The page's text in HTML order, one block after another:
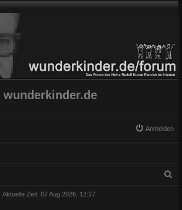
wunderkinder.de
Anmelden
Aktuelle Zeit: 07 Aug 2026, 12:27